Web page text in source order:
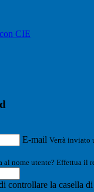
CIE
E-mail Verrà inviato
al nome utente? Effettua il
controllare la casella